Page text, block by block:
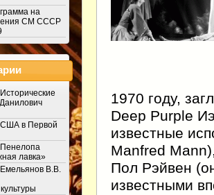
1970 году,
Deep Purple
известные
Manfred
Пол Рэйвен
известными
на
СМ СССР
Исторические
США в Первой
Пенелопа
лавка»
Емельянов В.В.